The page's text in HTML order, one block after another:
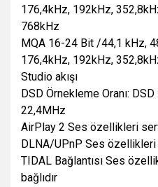
176,4kHz, 192kHz,
768kHz
MQA 16-24 Bit /44,1 kHz,
176,4kHz, 192kHz,
Studio akışı
DSD Örnekleme Oranı:
22,4MHz
AirPlay 2 Ses özellikleri
DLNA/UPnP Ses özellikleri
TIDAL Bağlantısı Ses
bağlıdır